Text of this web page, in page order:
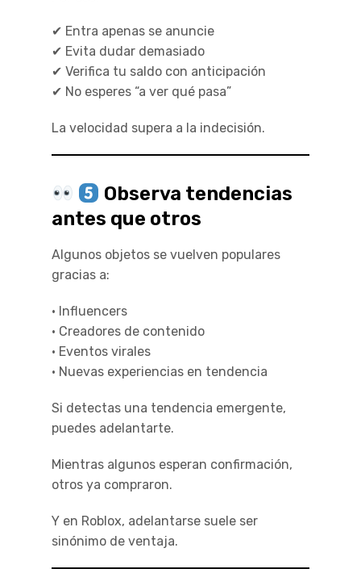
✔ Entra apenas se anuncie
✔ Evita dudar demasiado
✔ Verifica tu saldo con anticipación
✔ No esperes “a ver qué pasa”
La velocidad supera a la indecisión.
Observa tendencias
antes que otros
Algunos objetos se vuelven populares
gracias a:
• Influencers
• Creadores de contenido
• Eventos virales
• Nuevas experiencias en tendencia
Si detectas una tendencia emergente,
puedes adelantarte.
Mientras algunos esperan confirmación,
otros ya compraron.
Y en Roblox, adelantarse suele ser
sinónimo de ventaja.